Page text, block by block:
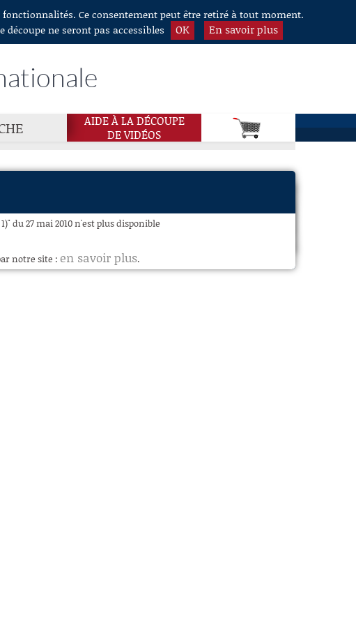
Ce consentement peut être retiré à tout moment.
découpe ne seront pas accessibles
OK En savoir plus
AIDE À LA DÉCOUPE
DE VIDÉOS
du 27 mai 2010 n'est plus disponible
notre site : en savoir plus.